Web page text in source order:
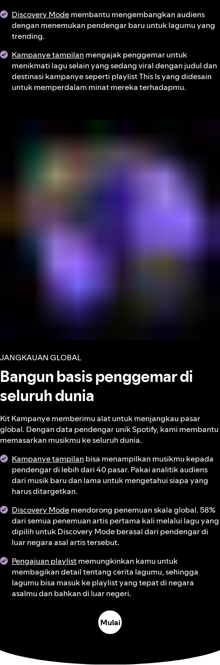
Discovery Modemembantu mengembangkan audiens
dengan menemukan pendengar baru untuk lagumu yang
trending.
Kampanye tampilan mengajak penggemar untuk
menikmati lagu selain yang sedang viral dengan judul dan
destinasi kampanye seperti playlist This Is yang didesain
untuk memperdalam minat mereka terhadapmu.
JANGKAUAN GLOBAL
Bangun basis penggemar di
seluruh dunia
Kit Kampanye memberimu alat untuk menjangkau pasar
global. Dengan data pendengar unik Spotify, kami membantu
memasarkan musikmu ke seluruh dunia.
Kampanye tampilan bisa menampilkan musikmu kepada
pendengar di lebih dari 40 pasar. Pakai analitik audiens
dari musik baru dan lama untuk mengetahui siapa yang
harus ditargetkan.
Discovery Modemendorong penemuan skala global. 58%
dari semua penemuan artis pertama kali melalui lagu yang
dipilih untuk Discovery Mode berasal dari pendengar di
luar negara asal artis tersebut.
Pengajuan playlistmemungkinkan kamu untuk
membagikan detail tentang cerita lagumu, sehingga
lagumu bisa masuk ke playlist yang tepat di negara
asalmu dan bahkan di luar negeri.
Mulai